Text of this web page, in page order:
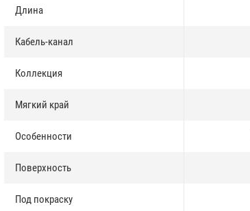
Длина
Кабель-канал
Коллекция
Мягкий край
Особенности
Поверхность
Под покраску